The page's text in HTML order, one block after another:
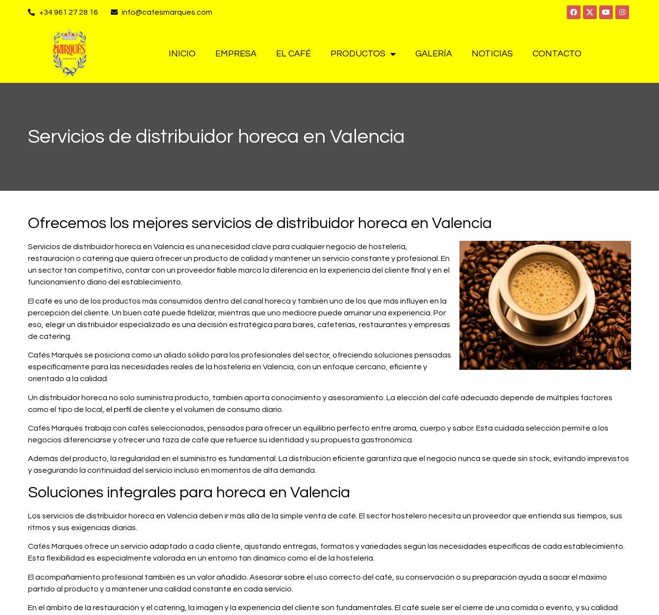
+34 961 27 28 16 info@cafesmarques.com
INICIO EMPRESA EL CAFÉ PRODUCTOS GALERÍA NOTICIAS CONTACTO
Servicios de distribuidor horeca en Valencia
Ofrecemos los mejores servicios de distribuidor horeca en Valencia
Servicios de distribuidor horeca en Valencia es una necesidad clave para cualquier negocio de hostelería,
restauración o catering que quiera ofrecer un producto de calidad y mantener un servicio constante y profesional. En
un sector tan competitivo, contar con un proveedor fiable marca la diferencia en la experiencia del cliente final y en el
funcionamiento diario del establecimiento.
El café es uno de los productos más consumidos dentro del canal horeca y también uno de los que más influyen en la
percepción del cliente. Un buen café puede fidelizar, mientras que uno mediocre puede arruinar una experiencia. Por
eso, elegir un distribuidor especializado es una decisión estratégica para bares, cafeterías, restaurantes y empresas
de catering.
Cafés Marqués se posiciona como un aliado sólido para los profesionales del sector, ofreciendo soluciones pensadas
específicamente para las necesidades reales de la hostelería en Valencia, con un enfoque cercano, eficiente y
orientado a la calidad.
Un distribuidor horeca no solo suministra producto, también aporta conocimiento y asesoramiento. La elección del café adecuado depende de múltiples factores
como el tipo de local, el perfil de cliente y el volumen de consumo diario.
Cafés Marqués trabaja con cafés seleccionados, pensados para ofrecer un equilibrio perfecto entre aroma, cuerpo y sabor. Esta cuidada selección permite a los
negocios diferenciarse y ofrecer una taza de café que refuerce su identidad y su propuesta gastronómica.
Además del producto, la regularidad en el suministro es fundamental. La distribución eficiente garantiza que el negocio nunca se quede sin stock, evitando imprevistos
y asegurando la continuidad del servicio incluso en momentos de alta demanda.
Soluciones integrales para horeca en Valencia
Los servicios de distribuidor horeca en Valencia deben ir más allá de la simple venta de café. El sector hostelero necesita un proveedor que entienda sus tiempos, sus
ritmos y sus exigencias diarias.
Cafés Marqués ofrece un servicio adaptado a cada cliente, ajustando entregas, formatos y variedades según las necesidades específicas de cada establecimiento.
Esta flexibilidad es especialmente valorada en un entorno tan dinámico como el de la hostelería.
El acompañamiento profesional también es un valor añadido. Asesorar sobre el uso correcto del café, su conservación o su preparación ayuda a sacar el máximo
partido al producto y a mantener una calidad constante en cada servicio.
En el ámbito de la restauración y el catering, la imagen y la experiencia del cliente son fundamentales. El café suele ser el cierre de una comida o evento, y su calidad